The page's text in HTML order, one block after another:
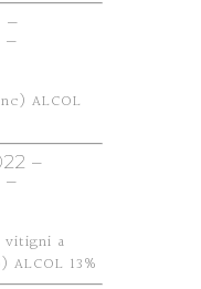
–
–
ALCOL
–
–
vitigni a
13%